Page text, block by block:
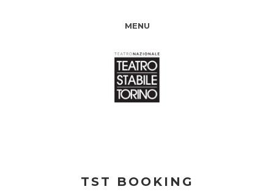
MENU
TST BOOKING